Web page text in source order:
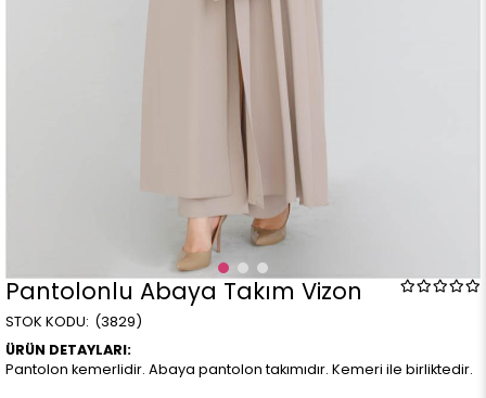
Pantolonlu Abaya Takım Vizon
(3829)
ÜRÜN DETAYLARI:
Pantolon kemerlidir. Abaya pantolon takımıdır. Kemeri ile birliktedir.